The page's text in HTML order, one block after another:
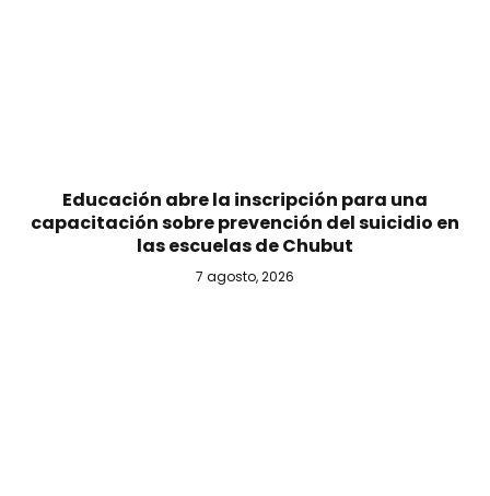
Educación abre la inscripción para una
capacitación sobre prevención del suicidio en
las escuelas de Chubut
7 agosto, 2026